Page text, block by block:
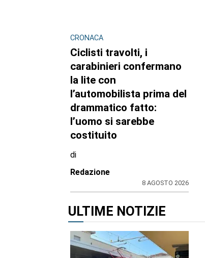
CRONACA
Ciclisti travolti, i
carabinieri confermano
la lite con
l’automobilista prima del
drammatico fatto:
l’uomo si sarebbe
costituito
di
Redazione
8 AGOSTO 2026
ULTIME NOTIZIE